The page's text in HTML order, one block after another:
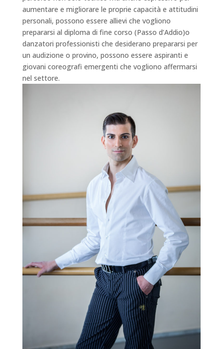
aumentare e migliorare le proprie capacità e attitudini
personali, possono essere allievi che vogliono
prepararsi al diploma di fine corso (Passo d’Addio)o
danzatori professionisti che desiderano prepararsi per
un audizione o provino, possono essere aspiranti e
giovani coreografi emergenti che vogliono affermarsi
nel settore.